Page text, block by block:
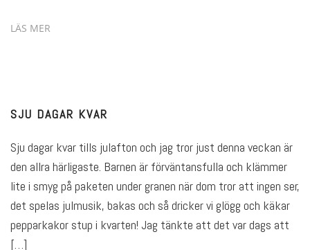
LÄS MER
SJU DAGAR KVAR
Sju dagar kvar tills julafton och jag tror just denna veckan är
den allra härligaste. Barnen är förväntansfulla och klämmer
lite i smyg på paketen under granen när dom tror att ingen ser,
det spelas julmusik, bakas och så dricker vi glögg och käkar
pepparkakor stup i kvarten! Jag tänkte att det var dags att
[…]